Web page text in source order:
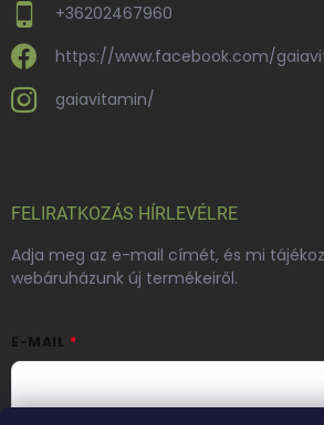
+36202467960
https://www.facebook.com/
gaiavitamin/
FELIRATKOZÁS HÍRLEVÉLRE
Adja meg az e-mail címét, és mi
webáruházunk új termékeiről.
E-MAIL